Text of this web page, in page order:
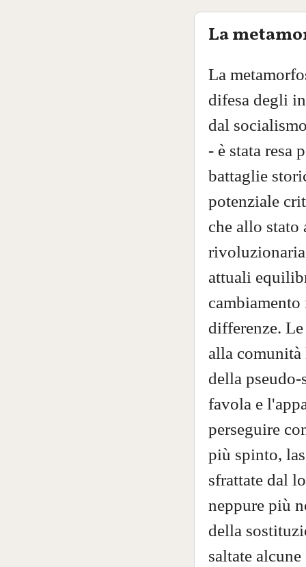
La
La
difesa degli
dal
- è stata resa
battaglie
potenziale
che allo stato
attuali
differenze.
alla
della
favola e
perseguire
più spinto,
sfrattate dal
neppure più
della
saltate